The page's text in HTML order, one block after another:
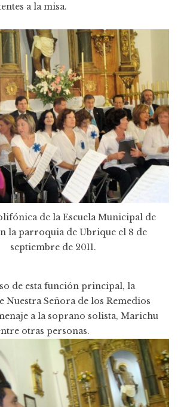
a la misa.
de la Escuela Municipal de
la parroquia de Ubrique el 8 de
septiembre de 2011.
de esta función principal, la
Nuestra Señora de los Remedios
a la soprano solista, Marichu
otras personas.